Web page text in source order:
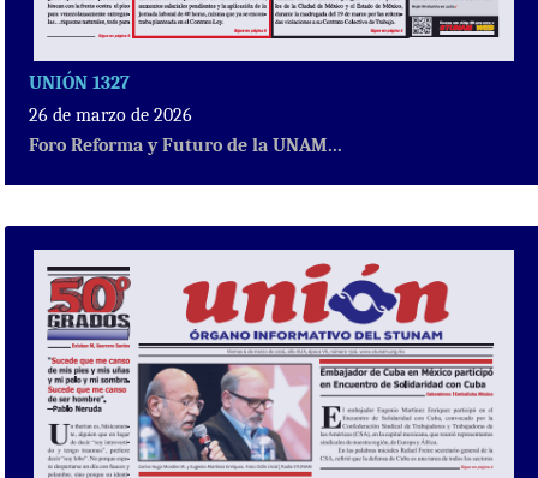
UNIÓN 1327
26 de marzo de 2026
Foro Reforma y Futuro de la UNAM...